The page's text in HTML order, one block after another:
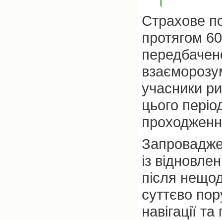
Страхове
протягом
учасники
цього
із
після
суттєво
навігації